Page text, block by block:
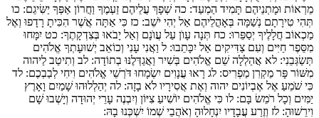
מֵרְאוֹת וּמָתְנֵיהֶם תָּמִיד הַמְעַד: כה שְׁפָךְ עֲלֵיהֶם זַעְמֶךָ וַחֲרוֹן אַפְּךָ יַשִּׂיגֵם: כו
תְּהִי טִירָתָם נְשַׁמָּה בְּאָהֳלֵיהֶם אַל יְהִי יֹשֵׁב: כז כִּי אַתָּה אֲשֶׁר הִכִּיתָ רָדָפוּ וְאֶל
מַכְאוֹב חֲלָלֶיךָ יְסַפֵּרוּ: כח תְּנָה עָוֺן עַל עֲוֺנָם וְאַל יָבֹאוּ בְּצִדְקָתֶךָ: כט יִמָּחוּ
מִסֵּפֶר חַיִּים וְעִם צַדִּיקִים אַל יִכָּתֵבוּ: ל וַאֲנִי עָנִי וְכוֹאֵב יְשׁוּעָתְךָ אֱלֹהִים
תְּשַׂגְּבֵנִי: לא אֲהַלְלָה שֵׁם אֱלֹהִים בְּשִׁיר וַאֲגַדְּלֶנּוּ בְתוֹדָה: לב וְתִיטַב לַיהוה
מִשּׁוֹר פָּר מַקְרִן מַפְרִיס: לג רָאוּ עֲנָוִים יִשְׂמָחוּ דֹּרְשֵׁי אֱלֹהִים וִיחִי לְבַבְכֶם: לד
כִּי שֹׁמֵעַ אֶל אֶבְיוֹנִים יהוה וְאֶת אֲסִירָיו לֹא בָזָה: לה יְהַלְלוּהוּ שָׁמַיִם וָאָרֶץ
יַמִּים וְכָל רֹמֵשׂ בָּם: לו כִּי אֱלֹהִים יוֹשִׁיעַ צִיּוֹן וְיִבְנֶה עָרֵי יְהוּדָה וְיָשְׁבוּ שָׁם
וִירֵשׁוּהָ: לז וְזֶרַע עֲבָדָיו יִנְחָלוּהָ וְאֹהֲבֵי שְׁמוֹ יִשְׁכְּנוּ בָהּ: